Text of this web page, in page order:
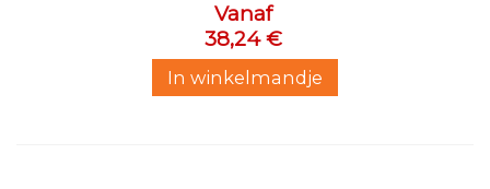
Vanaf
38,24 €
In winkelmandje